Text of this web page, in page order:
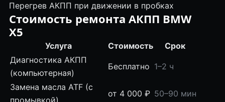
Перегрев АКПП при движении в пробках
Стоимость ремонта АКПП BMW
X5
Услуга Стоимость
Срок
Диагностика АКПП
(компьютерная)
Бесплатно 1–2 ч
Замена масла ATF (с
промывкой)
от 4 000 ₽ 50–90 мин